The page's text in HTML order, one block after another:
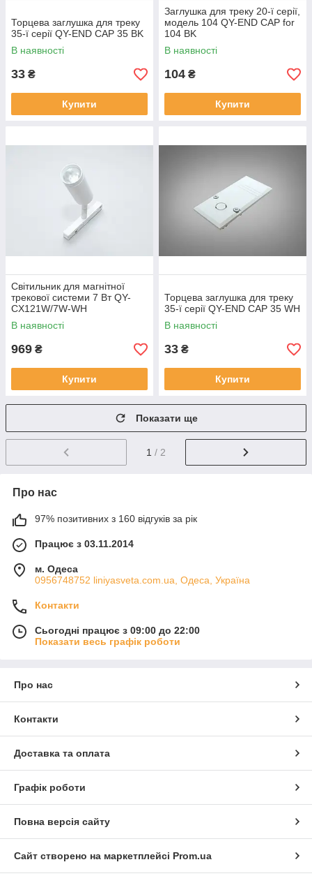
Торцева заглушка для треку
35-ї серії QY-END CAP 35 BK
В наявності
33 ₴
Купити
Заглушка для треку 20-ї серії,
модель 104 QY-END CAP for
104 BK
В наявності
104 ₴
Купити
Світильник для магнітної
трекової системи 7 Вт QY-
CX121W/7W-WH
В наявності
969 ₴
Купити
Торцева заглушка для треку
35-ї серії QY-END CAP 35 WH
В наявності
33 ₴
Купити
Показати ще
1 / 2
Про нас
97% позитивних з 160 відгуків за рік
Працює з 03.11.2014
м. Одеса
0956748752 liniyasveta.com.ua, Одеса, Україна
Контакти
Сьогодні працює з 09:00 до 22:00
Показати весь графік роботи
Про нас
Контакти
Доставка та оплата
Графік роботи
Повна версія сайту
Сайт створено на маркетплейсі Prom.ua